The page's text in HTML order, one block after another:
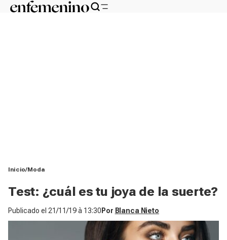
Inicio Moda
Test: ¿cuál es tu joya de la suerte?
Publicado el 21/11/19 à 13:30 Por Blanca Nieto